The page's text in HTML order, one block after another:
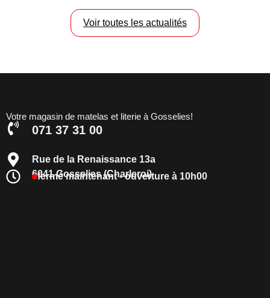
Voir toutes les actualités
Votre magasin de matelas et literie à Gosselies!
071 37 31 00
Rue de la Renaissance 13a
6041 Gosselies (Charleroi)
fermé maintenant - ouverture à 10h00